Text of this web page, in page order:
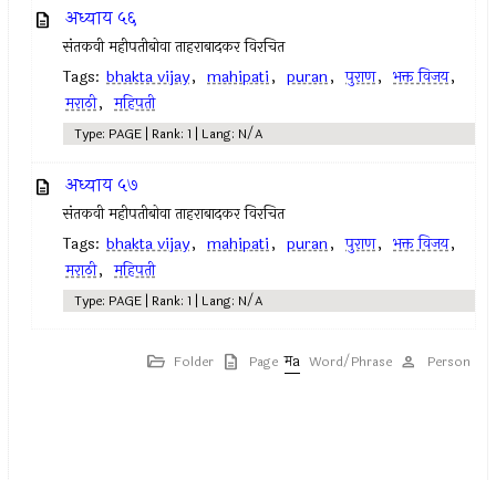
अध्याय ५६
संतकवी महीपतीबोवा ताहराबादकर विरचित
Tags: bhakta vijay, mahipati, puran, पुराण, भक्त विजय,
मराठी, महिपती
Type: PAGE | Rank: 1 | Lang: N/A
अध्याय ५७
संतकवी महीपतीबोवा ताहराबादकर विरचित
Tags: bhakta vijay, mahipati, puran, पुराण, भक्त विजय,
मराठी, महिपती
Type: PAGE | Rank: 1 | Lang: N/A
Folder Page Word/Phrase Person